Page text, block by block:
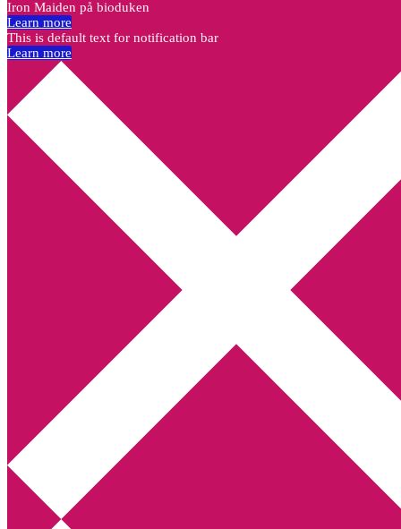
Iron Maiden på bioduken
Learn more
This is default text for notification bar
Learn more